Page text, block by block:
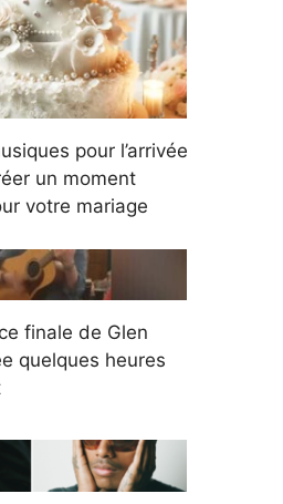
pour l’arrivée
un moment
votre mariage
finale de Glen
quelques heures